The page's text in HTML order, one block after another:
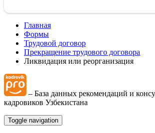
Оплата труда
Представительные органы работников
Коллективный договор
Трудовой договор
Рабочее время
Главная
Формы
Трудовой договор
Прекращение трудового договора
Ликвидация или реорганизация
– База данных рекомендаций и
кадровиков Узбекистана
Toggle navigation